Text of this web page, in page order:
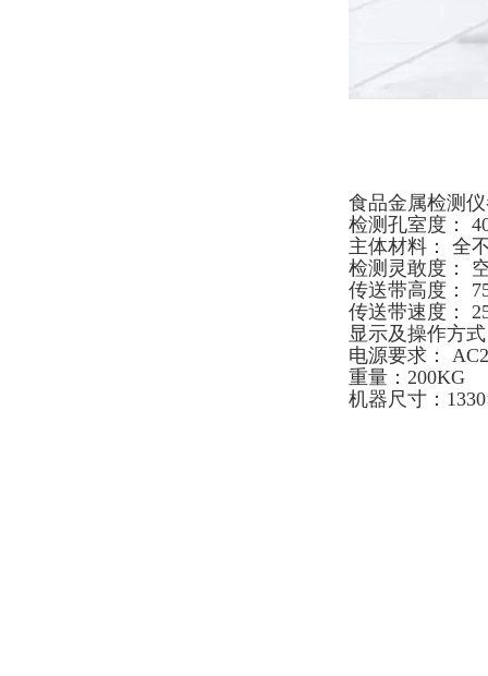
食品金属检测
检测孔室度：
主体材料： 全
检测灵敢度：
传送带高度：
传送带速度：
显示及操作方
电源要求：
重量：200KG
机器尺寸：